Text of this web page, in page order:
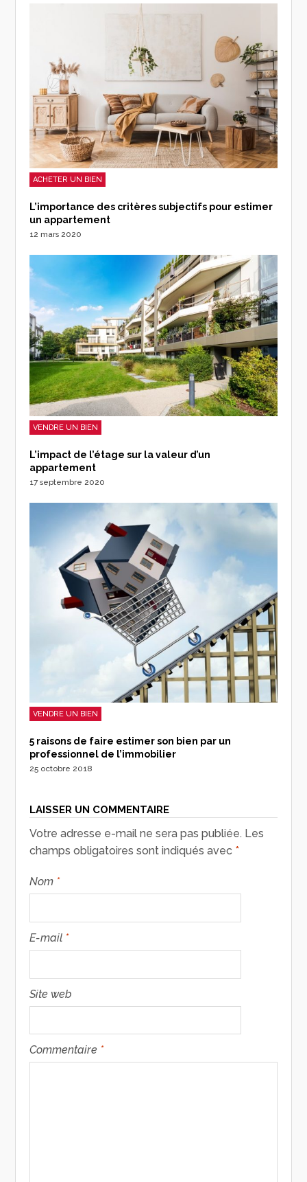
ACHETER UN BIEN
L’importance des critères subjectifs pour estimer
un appartement
12 mars 2020
VENDRE UN BIEN
L’impact de l’étage sur la valeur d’un
appartement
17 septembre 2020
VENDRE UN BIEN
5 raisons de faire estimer son bien par un
professionnel de l’immobilier
25 octobre 2018
LAISSER UN COMMENTAIRE
Votre adresse e-mail ne sera pas publiée. Les
champs obligatoires sont indiqués avec *
Nom *
E-mail *
Site web
Commentaire *